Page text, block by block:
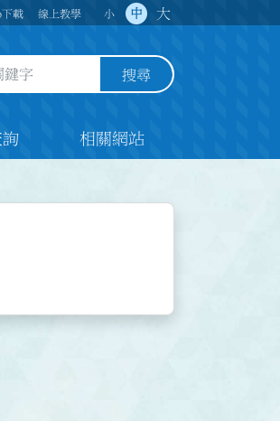
下載 線上教學 小 中 大
搜尋
相關網站